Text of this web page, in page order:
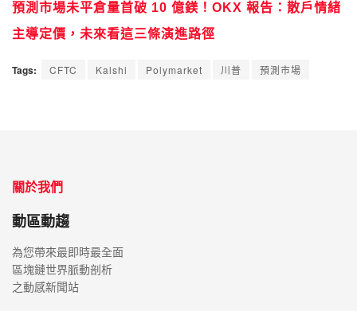
預測市場未平倉量首破 10 億鎂！OKX 報告：散戶情緒
主導定價，未來看這三條演進路徑
Tags: CFTC Kalshi Polymarket 川普 預測市場
關於我們
動區動趨
為您帶來最即時最全面
區塊鏈世界脈動剖析
之動感新聞站